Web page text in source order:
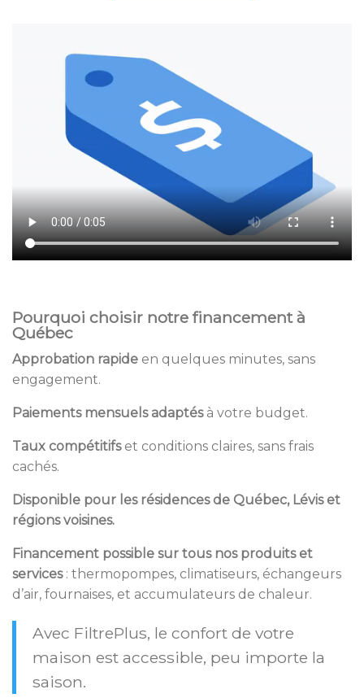
Pourquoi choisir notre financement à
Québec
Approbation rapide en quelques minutes, sans
engagement.
Paiements mensuels adaptésà votre budget.
Taux compétitifset conditions claires, sans frais
cachés.
Disponible pour les résidences de Québec, Lévis et
régions voisines.
Financement possible sur tous nos produits et
services: thermopompes, climatiseurs, échangeurs
d’air, fournaises, et accumulateurs de chaleur.
Avec FiltrePlus, le confort de votre
maison est accessible, peu importe la
saison.